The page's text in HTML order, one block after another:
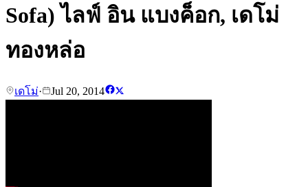
Sofa) ไลฟ์ อิน แบงค็อก, เดโม่
ทองหล่อ
เดโม่· Jul 20, 2014